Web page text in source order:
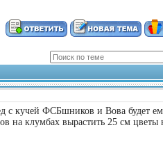
с кучей ФСБшников и Вова будет
на клумбах вырастить 25 см цветы